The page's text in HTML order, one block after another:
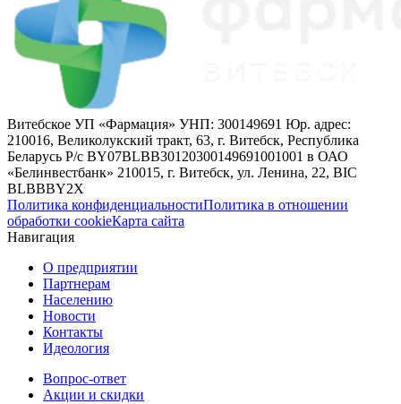
Витебское УП «Фармация» УНП: 300149691 Юр. адрес:
210016, Великолукский тракт, 63, г. Витебск, Республика
Беларусь Р/с BY07BLBB30120300149691001001 в ОАО
«Белинвестбанк» 210015, г. Витебск, ул. Ленина, 22, BIC
BLBBBY2X
Политика конфиденциальностиПолитика в отношении
обработки cookieКарта сайта
Навигация
О предприятии
Партнерам
Населению
Новости
Контакты
Идеология
Вопрос-ответ
Акции и скидки